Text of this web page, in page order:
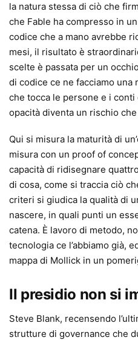
la natura stessa di ciò che
che Fable ha compresso in
codice che a mano avrebbe
mesi, il risultato è
scelte è passata per un
di codice ce ne facciamo una
che tocca le persone e i conti
opacità diventa un rischio
Qui si misura la maturità di
misura con un proof of
capacità di ridisegnare
di cosa, come si traccia ciò
criteri si giudica la qualità di
nascere, in quali punti un
catena. È lavoro di metodo,
tecnologia ce l’abbiamo già,
mappa di Mollick in un
Il presidio non si
Steve Blank, recensendo
strutture di governance che